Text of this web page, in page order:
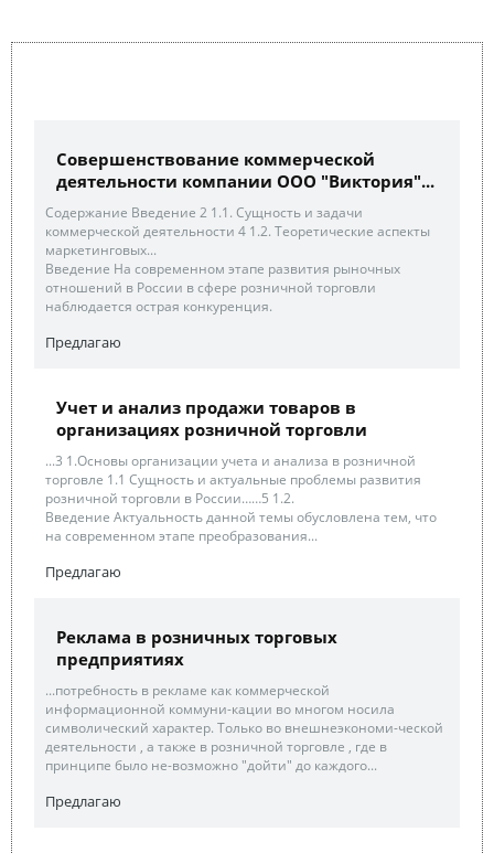
Совершенствование коммерческой
деятельности компании ООО "Виктория"...
Содержание Введение 2 1.1. Сущность и задачи
коммерческой деятельности 4 1.2. Теоретические аспекты
маркетинговых...
Введение На современном этапе развития рыночных
отношений в России в сфере розничной торговли
наблюдается острая конкуренция.
Предлагаю
Учет и анализ продажи товаров в
организациях розничной торговли
...3 1.Основы организации учета и анализа в розничной
торговле 1.1 Сущность и актуальные проблемы развития
розничной торговли в России……5 1.2.
Введение Актуальность данной темы обусловлена тем, что
на современном этапе преобразования...
Предлагаю
Реклама в розничных торговых
предприятиях
...потребность в рекламе как коммерческой
информационной коммуни-кации во многом носила
символический характер. Только во внешнеэкономи-ческой
деятельности , а также в розничной торговле , где в
принципе было не-возможно "дойти" до каждого...
Предлагаю